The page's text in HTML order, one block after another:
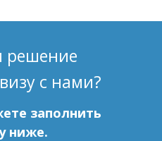
решение
с нами?
заполнить
ниже.